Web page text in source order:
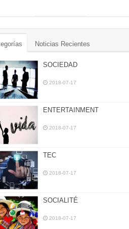
Noticias Recientes
SOCIEDAD
2018-07-17
ENTERTAINMENT
2018-07-17
TEC
2018-07-17
SOCIALITÉ
2018-07-17